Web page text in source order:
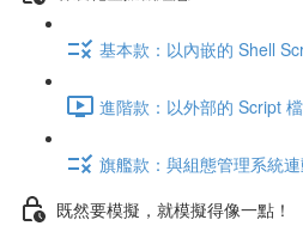
基本款：以內嵌的 Shell
進階款：以外部的 Script
旗艦款：與組態管理系統
既然要模擬，就模擬得像一點！